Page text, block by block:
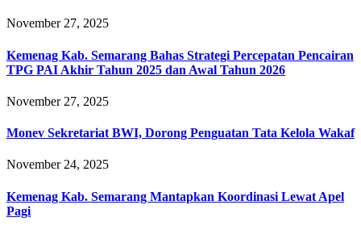
November 27, 2025
Kemenag Kab. Semarang Bahas Strategi Percepatan Pencairan
TPG PAI Akhir Tahun 2025 dan Awal Tahun 2026
November 27, 2025
Monev Sekretariat BWI, Dorong Penguatan Tata Kelola Wakaf
November 24, 2025
Kemenag Kab. Semarang Mantapkan Koordinasi Lewat Apel
Pagi